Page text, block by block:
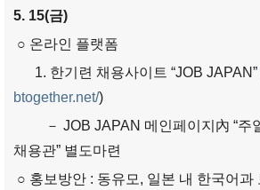
針
5. 15(금)
○ 온라인 플랫폼
1. 한기련 채용사이트 “JOB JAPAN”
btogether.net/)
－ JOB JAPAN 메인페이지內 “주
채용관” 별도마련
○ 홍보방안 : 동유모, 일본 내 한국어과